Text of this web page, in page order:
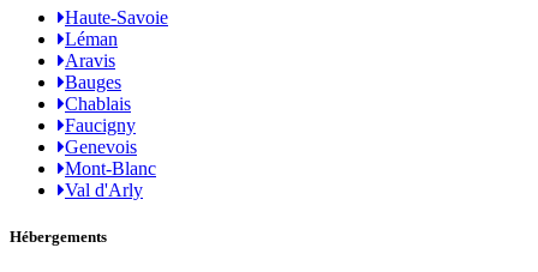
Haute-Savoie
Léman
Aravis
Bauges
Chablais
Faucigny
Genevois
Mont-Blanc
Val d'Arly
Hébergements